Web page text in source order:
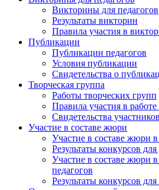
Викторины для педагогов
Результаты викторин
Правила участия в
Публикации
Публикации педагогов
Условия публикации
Свидетельства о
Творческая группа
Работы творческих групп
Правила участия в
Свидетельства
Участие в составе жюри
Участие в составе жюри в
Результаты конкурсов
Участие в составе жюри в
педагогов
Результаты конкурсов